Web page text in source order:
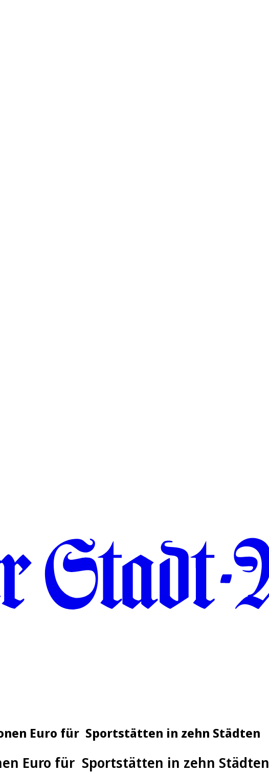
Euro für Sportstätten in zehn Städten
Euro für Sportstätten in zehn Städten